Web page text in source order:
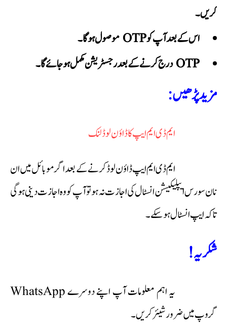
کریں۔
اس کے بعد آپ کو OTP موصول ہوگا۔
OTP درج کرنے کے بعد رجسٹریشن مکمل ہو جائے گا۔
مزید پڑھیں:
ایم ڈی ایم ایپ کا ڈاؤن لوڈ لنک
ایم ڈی ایم ایپ ڈاؤن لوڈ کرنے کے بعد اگر موبائل میں ان
نان سورس ایپلیکیشن انسٹال کی اجازت نہ ہو تو آپ کو وہ اجازت دینی ہوگی
تاکہ ایپ انسٹال ہو سکے۔
شکریہ!
یہ اہم معلومات آپ اپنے دوسرے WhatsApp
گروپ میں ضرور شیئر کریں۔